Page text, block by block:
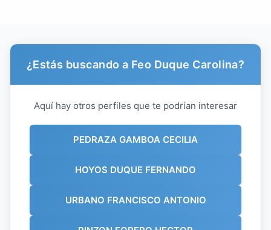
¿Estás buscando a Feo Duque Carolina?
Aquí hay otros perfiles que te podrían interesar
PEDRAZA GAMBOA CECILIA
HOYOS DUQUE FERNANDO
URBANO FRANCISCO ANTONIO